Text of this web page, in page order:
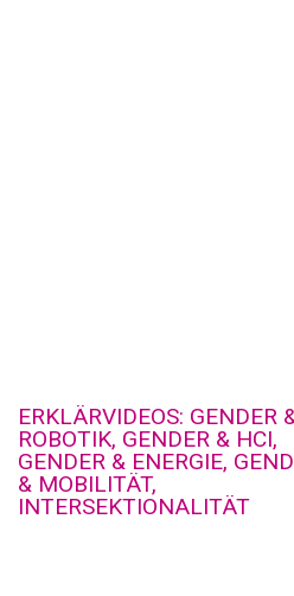
ERKLÄRVIDEOS: GENDER
ROBOTIK, GENDER & HCI,
GENDER & ENERGIE,
& MOBILITÄT,
INTERSEKTIONALITÄT